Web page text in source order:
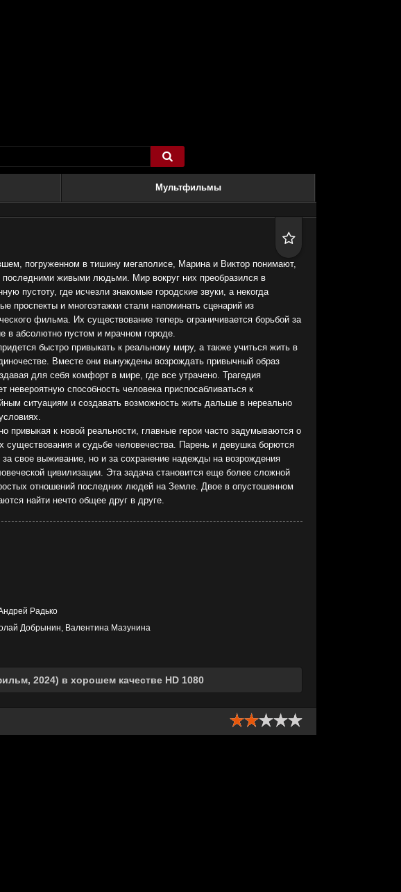

Мультфильмы

погруженном в тишину мегаполисе, Марина и Виктор понимают,
последними живыми людьми. Мир вокруг них преобразился в
пустоту, где исчезли знакомые городские звуки, а некогда
проспекты и многоэтажки стали напоминать сценарий из
фильма. Их существование теперь ограничивается борьбой за
в абсолютно пустом и мрачном городе.
быстро привыкать к реальному миру, а также учиться жить в
Вместе они вынуждены возрождать привычный образ
для себя комфорт в мире, где все утрачено. Трагедия
невероятную способность человека приспосабливаться к
ситуациям и создавать возможность жить дальше в нереально
привыкая к новой реальности, главные герои часто задумываются о
существования и судьбе человечества. Парень и девушка борются
за свое выживание, но и за сохранение надежды на возрождения
цивилизации. Эта задача становится еще более сложной
отношений последних людей на Земле. Двое в опустошенном
найти нечто общее друг в друге.
Радько
Добрынин, Валентина Мазунина
2024) в хорошем качестве HD 1080